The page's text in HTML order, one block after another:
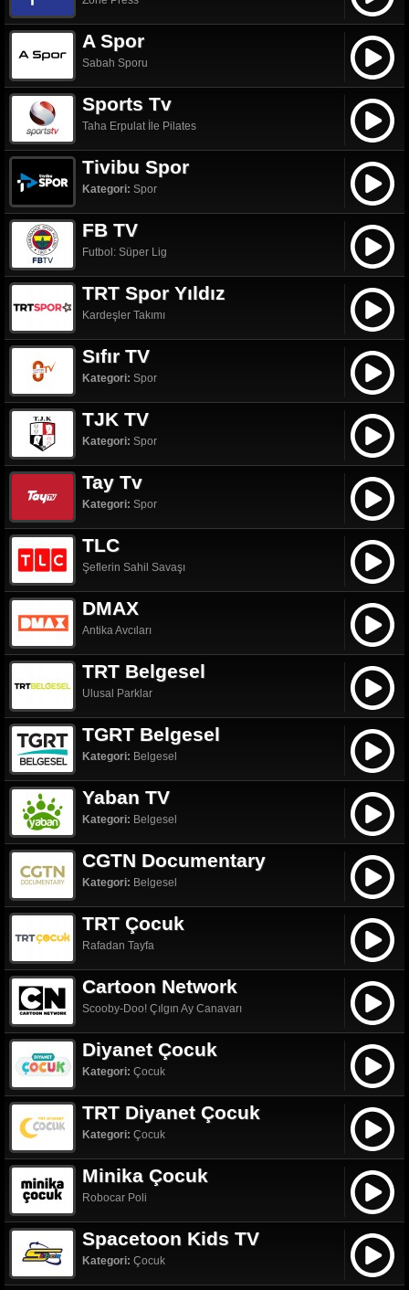
A Spor
Sabah Sporu
Sports Tv
Taha Erpulat İle Pilates
Tivibu Spor
Kategori: Spor
FB TV
Futbol: Süper Lig
TRT Spor Yıldız
Kardeşler Takımı
Sıfır TV
Kategori: Spor
TJK TV
Kategori: Spor
Tay Tv
Kategori: Spor
TLC
Şeflerin Sahil Savaşı
DMAX
Antika Avcıları
TRT Belgesel
Ulusal Parklar
TGRT Belgesel
Kategori: Belgesel
Yaban TV
Kategori: Belgesel
CGTN Documentary
Kategori: Belgesel
TRT Çocuk
Rafadan Tayfa
Cartoon Network
Scooby-Doo! Çılgın Ay Canavarı
Diyanet Çocuk
Kategori: Çocuk
TRT Diyanet Çocuk
Kategori: Çocuk
Minika Çocuk
Robocar Poli
Spacetoon Kids TV
Kategori: Çocuk